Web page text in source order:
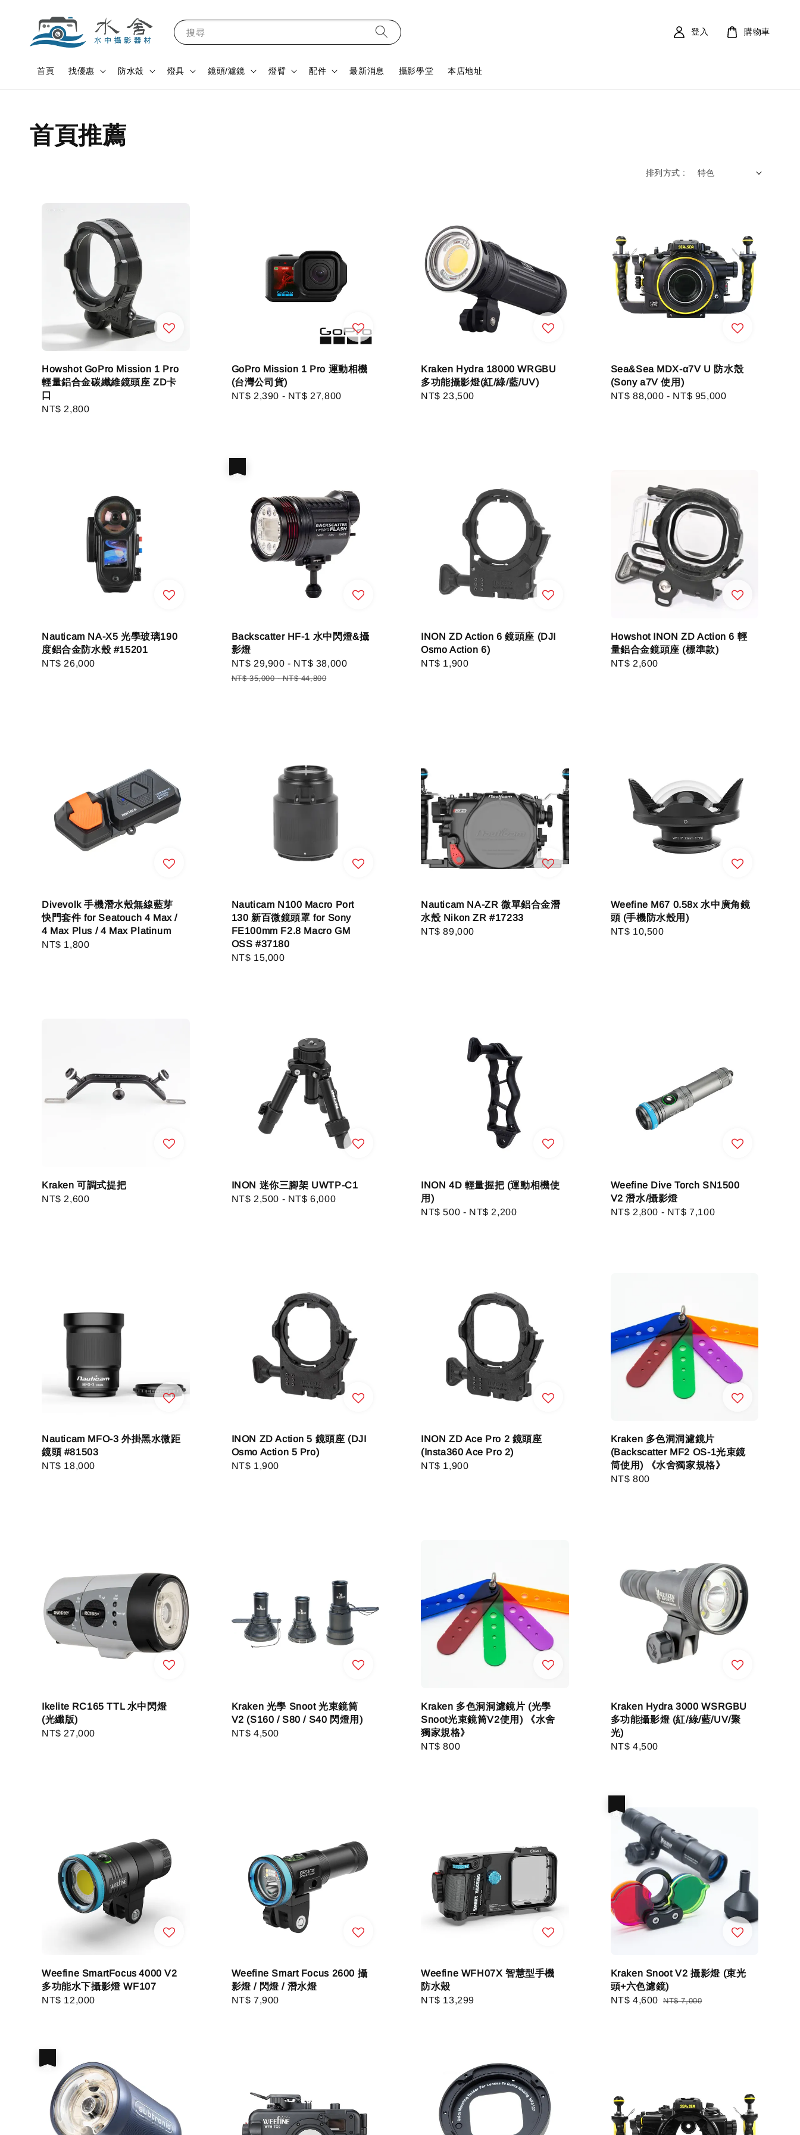
搜尋
首頁 找優惠 防水殼 燈具 鏡頭/濾鏡 燈臂 配件 最新消息 攝影學堂 本店地址
登入 購物車
首頁推薦
排列方式 :
Howshot GoPro Mission 1 Pro
輕量鋁合金碳纖維鏡頭座 ZD卡
口
Regular
NT$ 2,800
GoPro Mission 1 Pro 運動相機
(台灣公司貨)
Regular
NT$ 2,390 - NT$ 27,800
Kraken Hydra 18000 WRGBU
多功能攝影燈(紅/綠/藍/UV)
Regular
NT$ 23,500
Sea&Sea MDX-α7V U 防水殼
(Sony a7V 使用)
Regular
NT$ 88,000 - NT$ 95,000
Nauticam NA-X5 光學玻璃190
度鋁合金防水殼 #15201
Regular
NT$ 26,000
Backscatter HF-1 水中閃燈&攝
影燈
Sale
price
NT$ 29,900 - NT$ 38,000
NT$ 35,000-NT$ 44,800
INON ZD Action 6 鏡頭座 (DJI
Osmo Action 6)
Regular
NT$ 1,900
Howshot INON ZD Action 6 輕
量鋁合金鏡頭座 (標準款)
Regular
NT$ 2,600
Divevolk 手機潛水殼無線藍芽
快門套件 for Seatouch 4 Max /
4 Max Plus / 4 Max Platinum
Regular
NT$ 1,800
Nauticam N100 Macro Port
130 新百微鏡頭罩 for Sony
FE100mm F2.8 Macro GM
OSS #37180
Regular
NT$ 15,000
Nauticam NA-ZR 微單鋁合金潛
水殼 Nikon ZR #17233
Regular
NT$ 89,000
Weefine M67 0.58x 水中廣角鏡
頭 (手機防水殼用)
Regular
NT$ 10,500
Kraken 可調式提把
Regular
NT$ 2,600
INON 迷你三腳架 UWTP-C1
Regular
NT$ 2,500 - NT$ 6,000
INON 4D 輕量握把 (運動相機使
用)
Regular
NT$ 500 - NT$ 2,200
Weefine Dive Torch SN1500
V2 潛水/攝影燈
Regular
NT$ 2,800 - NT$ 7,100
Nauticam MFO-3 外掛黑水微距
鏡頭 #81503
Regular
NT$ 18,000
INON ZD Action 5 鏡頭座 (DJI
Osmo Action 5 Pro)
Regular
NT$ 1,900
INON ZD Ace Pro 2 鏡頭座
(Insta360 Ace Pro 2)
Regular
NT$ 1,900
Kraken 多色洞洞濾鏡片
(Backscatter MF2 OS-1光束鏡
筒使用) 《水舍獨家規格》
Regular
NT$ 800
Ikelite RC165 TTL 水中閃燈
(光纖版)
Regular
NT$ 27,000
Kraken 光學 Snoot 光束鏡筒
V2 (S160 / S80 / S40 閃燈用)
Regular
NT$ 4,500
Kraken 多色洞洞濾鏡片 (光學
Snoot光束鏡筒V2使用) 《水舍
獨家規格》
Regular
NT$ 800
Kraken Hydra 3000 WSRGBU
多功能攝影燈 (紅/綠/藍/UV/聚
光)
Regular
NT$ 4,500
Weefine SmartFocus 4000 V2
多功能水下攝影燈 WF107
Regular
NT$ 12,000
Weefine Smart Focus 2600 攝
影燈 / 閃燈 / 潛水燈
Regular
NT$ 7,900
Weefine WFH07X 智慧型手機
防水殼
Regular
NT$ 13,299
Kraken Snoot V2 攝影燈 (束光
頭+六色濾鏡)
Sale
NT$ 4,600 Regular
NT$ 7,000